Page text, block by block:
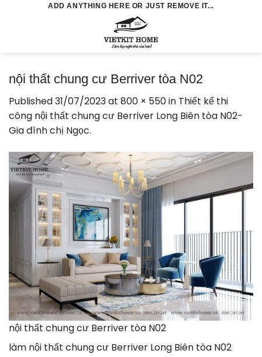
ADD ANYTHING HERE OR JUST REMOVE IT...
nội thất chung cư Berriver tòa N02
Published31/07/2023at 800 × 550in Thiết kế thi
công nội thất chung cư Berriver Long Biên tòa N02-
Gia đình chị Ngọc.
nội thất chung cư Berriver tòa N02
làm nội thất chung cư Berriver Long Biên tòa N02